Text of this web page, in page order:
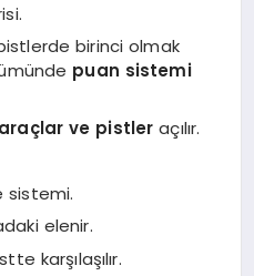
birinci olmak
puan sistemi
ve pistler açılır.
sistemi.
elenir.
karşılaşılır.